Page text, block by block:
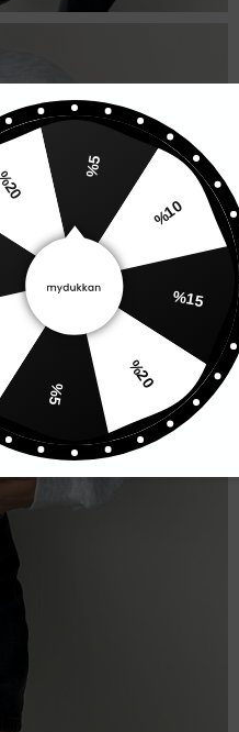
%10
%20
%10